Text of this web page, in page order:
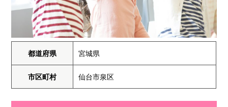
都道府県 宮城県
市区町村 仙台市泉区